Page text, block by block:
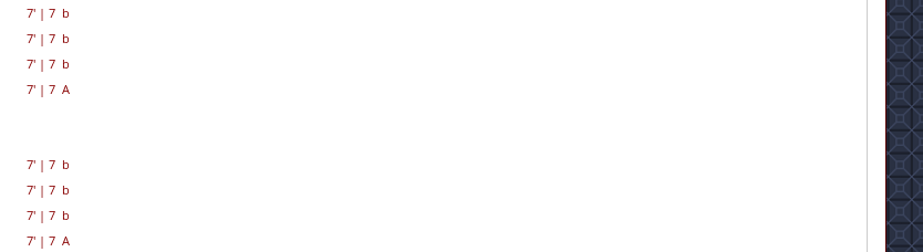
7'| 7 b
7'| 7 b
7'| 7 b
7'| 7 A
7'| 7 b
7'| 7 b
7'| 7 b
7'| 7 A